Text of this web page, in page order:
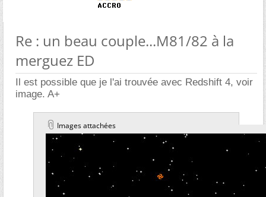
Re : un beau couple...M81/82 à la
merguez ED
Il est possible que je l'ai trouvée avec Redshift 4, voir
image. A+
Images attachées